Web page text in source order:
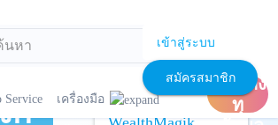
เข้าสู่ระบบ
สมัครสมาชิก
Service เครื่องมือ
เปิด
บัญชีลง
ทุ
ก
เปิดบัญชี
และ
ลงทุนด้วยตัวเอง
ได้ที่